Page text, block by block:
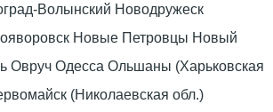
Волынский Новодружеск
Новые Петровцы Новый
Овруч Одесса Ольшаны (Харьковская
(Николаевская обл.)